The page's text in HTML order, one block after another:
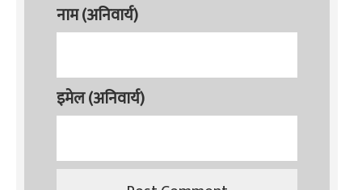
नाम (अनिवार्य)
इमेल (अनिवार्य)